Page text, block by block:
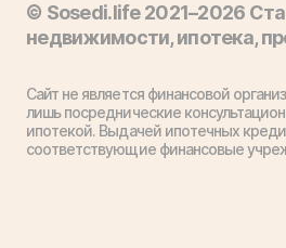
© Sosedi.life 2021–2026
недвижимости, ипотека,
Сайт не является финансовой
лишь посреднические
ипотекой. Выдачей ипотечных
соответствующие финансовые